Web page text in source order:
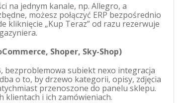
na jednym kanale, np. Allegro, a
możesz połączyć ERP bezpośrednio
kliknięcie „Kup Teraz” od razu rezerwuje
Shoper, Sky-Shop)
bezproblemowa subiekt nexo integracja
o to, by drzewo kategorii, opisy, zdjęcia
przenoszone do panelu sklepu.
i ich zamówieniach.